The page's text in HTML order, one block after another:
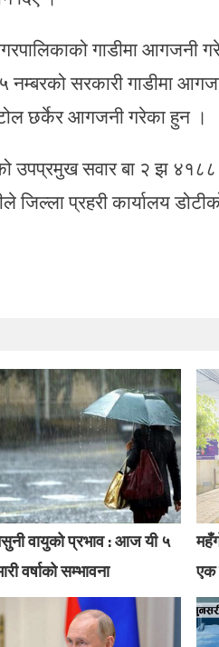
गाडीमा आगजनी
सरकारी गाडीमा
छर्केर आगजनी गरेका हुन ।
उपप्रमुख सवार बा २ झ ४१८८
जिल्ला प्रहरी कार्यालय
वायुको प्रभाव : आज यी ५
वर्षाको सम्भावना
एक